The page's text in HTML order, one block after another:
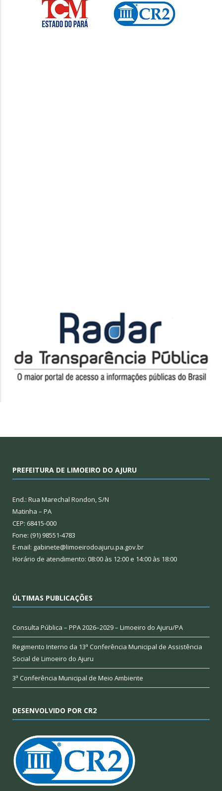
PREFEITURA DE LIMOEIRO DO AJURU
End.: Rua Marechal Rondon, S/N
Matinha – PA
CEP: 68415-000
Fone: (91) 98551-4783
E-mail: gabinete@limoeirodoajuru.pa.gov.br
Horário de atendimento: 08:00 às 12:00 e 14:00 às 18:00
ÚLTIMAS PUBLICAÇÕES
Consulta Pública – PPA 2026–2029 – Limoeiro do Ajuru/PA
Regimento Interno da 13ª Conferência Municipal de Assistência
Social de Limoeiro do Ajuru
3ª Conferência Municipal de Meio Ambiente
DESENVOLVIDO POR CR2